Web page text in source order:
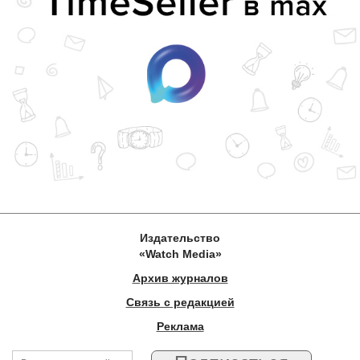
Издательство
«Watch Media»
Архив журналов
Связь с редакцией
Реклама